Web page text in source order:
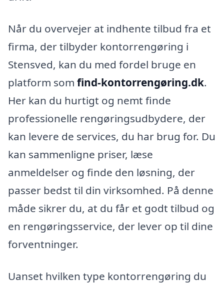
Når du overvejer at indhente tilbud fra et
firma, der tilbyder kontorrengøring i
Stensved, kan du med fordel bruge en
platform som find-kontorrengøring.dk.
Her kan du hurtigt og nemt finde
professionelle rengøringsudbydere, der
kan levere de services, du har brug for. Du
kan sammenligne priser, læse
anmeldelser og finde den løsning, der
passer bedst til din virksomhed. På denne
måde sikrer du, at du får et godt tilbud og
en rengøringsservice, der lever op til dine
forventninger.
Uanset hvilken type kontorrengøring du